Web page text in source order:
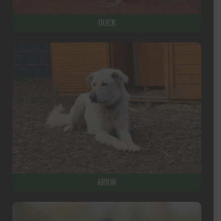
DUCK
ARION